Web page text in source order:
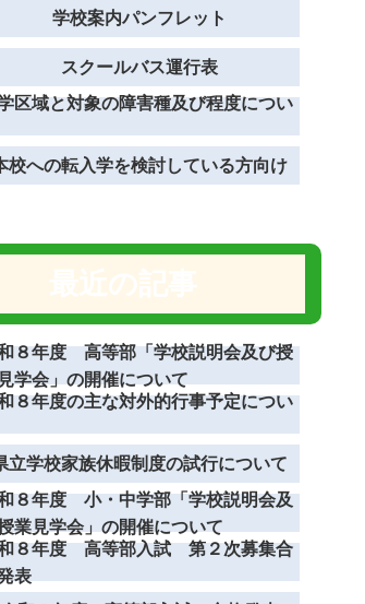
学校案内パンフレット
スクールバス運行表
区域と対象の障害種及び程度につい
校への転入学を検討している方向け
８年度 高等部「学校説明会及び授
学会」の開催について
８年度の主な対外的行事予定につい
立学校家族休暇制度の試行について
８年度 小・中学部「学校説明会及
業見学会」の開催について
８年度 高等部入試 第２次募集合
表